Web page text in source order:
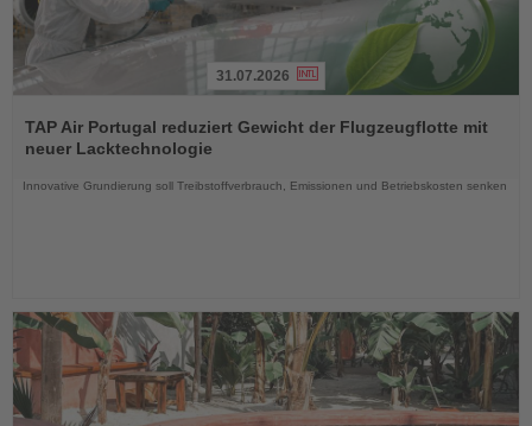
Sie
die
31.07.2026
TAP Air Portugal reduziert Gewicht der Flugzeugflotte mit
neuer Lacktechnologie
Innovative Grundierung soll Treibstoffverbrauch, Emissionen und Betriebskosten senken